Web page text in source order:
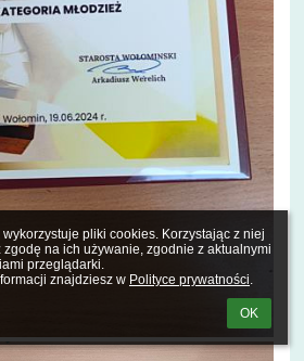
wykorzystuje pliki cookies. Korzystając z niej
zgodę na ich używanie, zgodnie z aktualnymi
przeglądarki.
znajdziesz w Polityce prywatności.
OK